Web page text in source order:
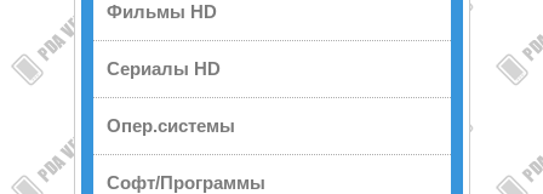
Фильмы HD
Сериалы HD
Опер.системы
Софт/Программы